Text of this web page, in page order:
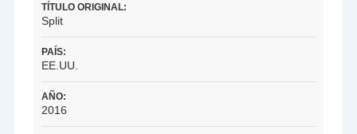
TÍTULO ORIGINAL:
Split
PAÍS:
EE.UU.
AÑO:
2016